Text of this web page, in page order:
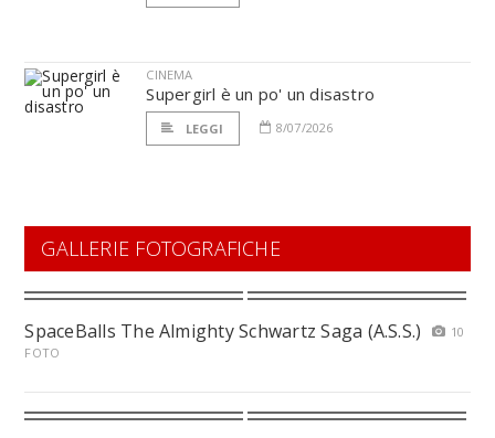
CINEMA
Supergirl è un po' un disastro
LEGGI 8/07/2026
GALLERIE FOTOGRAFICHE
SpaceBalls The Almighty Schwartz Saga (A.S.S.)
10
FOTO